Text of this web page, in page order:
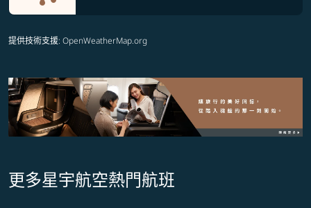
提供技術支援: OpenWeatherMap.org
更多星宇航空熱門航班